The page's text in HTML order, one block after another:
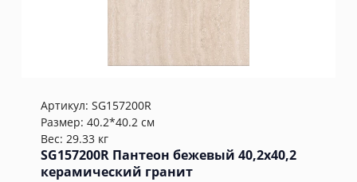
Артикул: SG157200R
Размер: 40.2*40.2 см
Вес: 29.33 кг
SG157200R Пантеон бежевый 40,2x40,2
керамический гранит